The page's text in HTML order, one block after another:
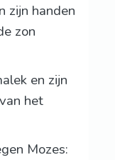
zijn handen
zon
en zijn
het
Mozes: